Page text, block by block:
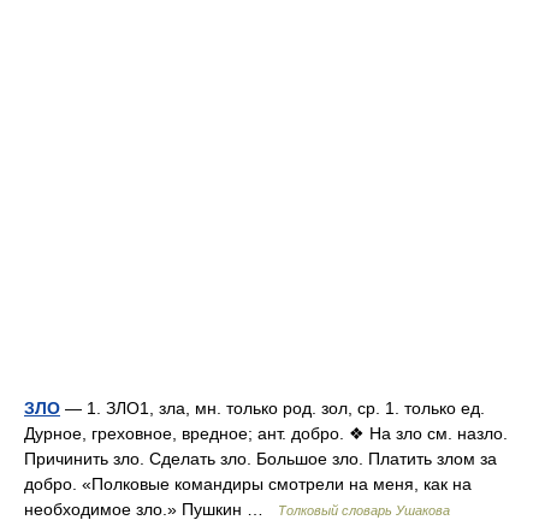
ЗЛО — 1. ЗЛО1, зла, мн. только род. зол, ср. 1. только ед.
Дурное, греховное, вредное; ант. добро. ❖ На зло см. назло.
Причинить зло. Сделать зло. Большое зло. Платить злом за
добро. «Полковые командиры смотрели на меня, как на
необходимое зло.» Пушкин …
Толковый словарь Ушакова